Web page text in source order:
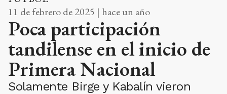
11 de febrero de 2025 | hace un año
Poca participación
tandilense en el inicio de
Primera Nacional
Solamente Birge y Kabalín vieron